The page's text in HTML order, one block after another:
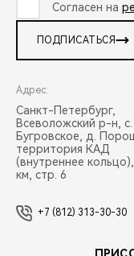
Согласен на
ПОДПИСАТЬСЯ
Адрес:
Санкт-Петербург,
Всеволожский р-н, с.
Бугровское, д.
территория КАД
(внутреннее
км, стр. 6
+7 (812) 313-30-30